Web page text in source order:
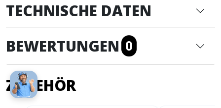
TECHNISCHE DATEN
BEWERTUNGEN 0
ZUBEHÖR